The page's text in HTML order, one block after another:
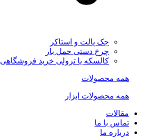
جک پالت و استاکر
چرخ دستی حمل بار
کالسکه یا ترولی خرید فروشگاهی
همه محصولات
همه محصولات ابزار
مقالات
تماس با ما
درباره ما